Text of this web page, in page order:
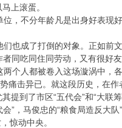
上滚蛋。
，不分年龄凡是出身好表现
也成了打倒的对象。正如前
同吃同住同劳动，又有很好
个人都被卷入这场漩涡中，
痛击异已。就这段历史，在
到了市区“五代会”和“大联
”，马俊忠的“粮食局造反大
惊动中央。